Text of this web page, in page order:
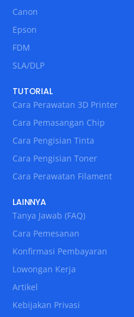
Canon
Epson
FDM
SLA/DLP
TUTORIAL
Cara Perawatan 3D Printer
Cara Pemasangan Chip
Cara Pengisian Tinta
Cara Pengisian Toner
Cara Perawatan Filament
LAINNYA
Tanya Jawab (FAQ)
Cara Pemesanan
Konfirmasi Pembayaran
Lowongan Kerja
Artikel
Kebijakan Privasi